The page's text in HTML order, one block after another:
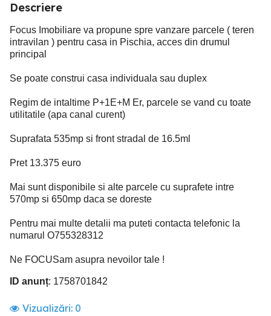
Descriere
Focus Imobiliare va propune spre vanzare parcele ( teren
intravilan ) pentru casa in Pischia, acces din drumul
principal
Se poate construi casa individuala sau duplex
Regim de intaltime P+1E+M Er, parcele se vand cu toate
utilitatile (apa canal curent)
Suprafata 535mp si front stradal de 16.5ml
Pret 13.375 euro
Mai sunt disponibile si alte parcele cu suprafete intre
570mp si 650mp daca se doreste
Pentru mai multe detalii ma puteti contacta telefonic la
numarul O755328312
Ne FOCUSam asupra nevoilor tale !
ID anunț: 1758701842
Vizualizări: 0